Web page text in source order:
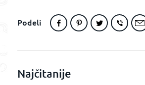
Podeli
Najčitanije